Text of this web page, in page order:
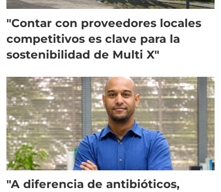
"Contar con proveedores locales
competitivos es clave para la
sostenibilidad de Multi X"
"A diferencia de antibióticos,